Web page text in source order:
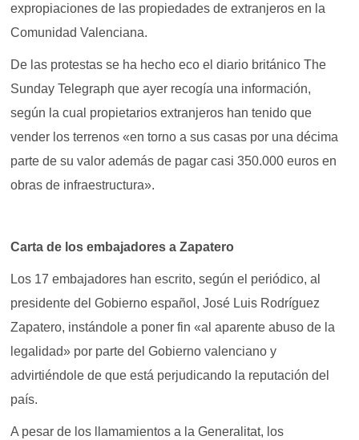
expropiaciones de las propiedades de extranjeros en la
Comunidad Valenciana.
De las protestas se ha hecho eco el diario británico The
Sunday Telegraph que ayer recogía una información,
según la cual propietarios extranjeros han tenido que
vender los terrenos «en torno a sus casas por una décima
parte de su valor además de pagar casi 350.000 euros en
obras de infraestructura».
Carta de los embajadores a Zapatero
Los 17 embajadores han escrito, según el periódico, al
presidente del Gobierno español, José Luis Rodríguez
Zapatero, instándole a poner fin «al aparente abuso de la
legalidad» por parte del Gobierno valenciano y
advirtiéndole de que está perjudicando la reputación del
país.
A pesar de los llamamientos a la Generalitat, los